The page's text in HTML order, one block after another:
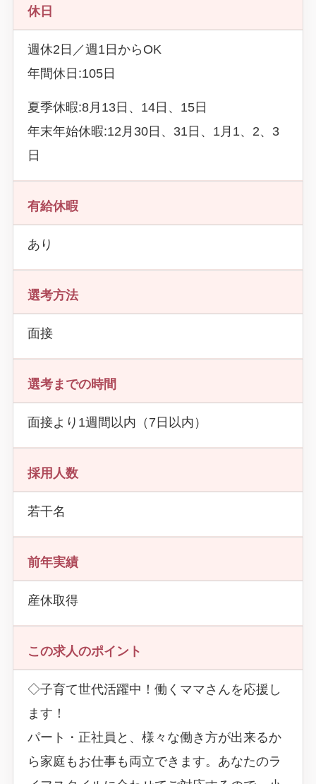
休日
週休2日／週1日からOK
年間休日:105日
夏季休暇:8月13日、14日、15日
年末年始休暇:12月30日、31日、1月1、2、3
日
有給休暇
あり
選考方法
面接
選考までの時間
面接より1週間以内（7日以内）
採用人数
若干名
前年実績
産休取得
この求人のポイント
◇子育て世代活躍中！働くママさんを応援し
ます！
パート・正社員と、様々な働き方が出来るか
ら家庭もお仕事も両立できます。あなたのラ